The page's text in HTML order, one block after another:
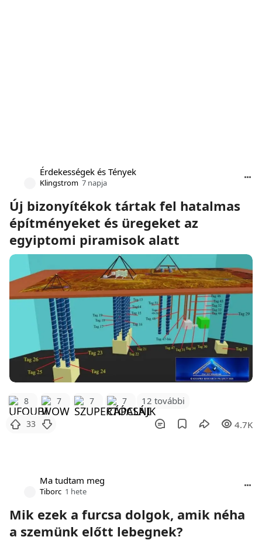
Érdekességek és Tények
Klingstrom 7 napja
Új bizonyítékok tártak fel hatalmas
építményeket és üregeket az
egyiptomi piramisok alatt
8 7 7 7 12 további
33 4.7K
Ma tudtam meg
Tiborc 1 hete
Mik ezek a furcsa dolgok, amik néha
a szemünk előtt lebegnek?